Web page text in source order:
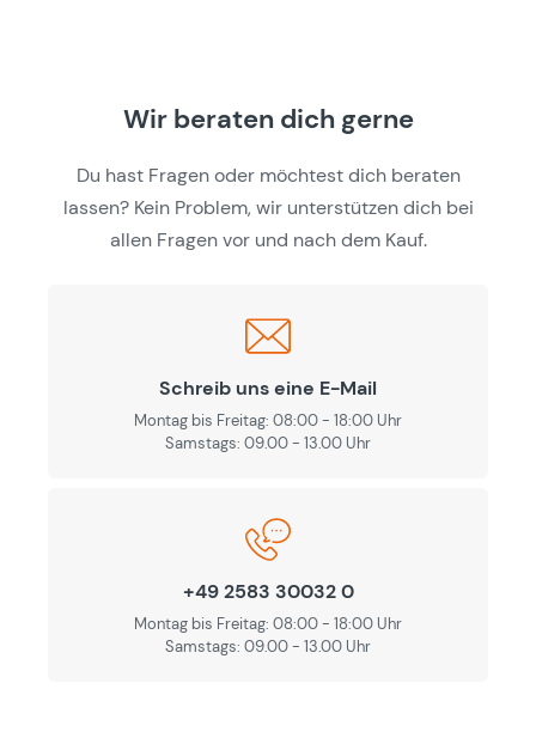
Wir beraten dich gerne
Du hast Fragen oder möchtest dich beraten
lassen? Kein Problem, wir unterstützen dich bei
allen Fragen vor und nach dem Kauf.
Schreib uns eine E-Mail
Montag bis Freitag: 08:00 - 18:00 Uhr
Samstags: 09.00 - 13.00 Uhr
+49 2583 30032 0
Montag bis Freitag: 08:00 - 18:00 Uhr
Samstags: 09.00 - 13.00 Uhr